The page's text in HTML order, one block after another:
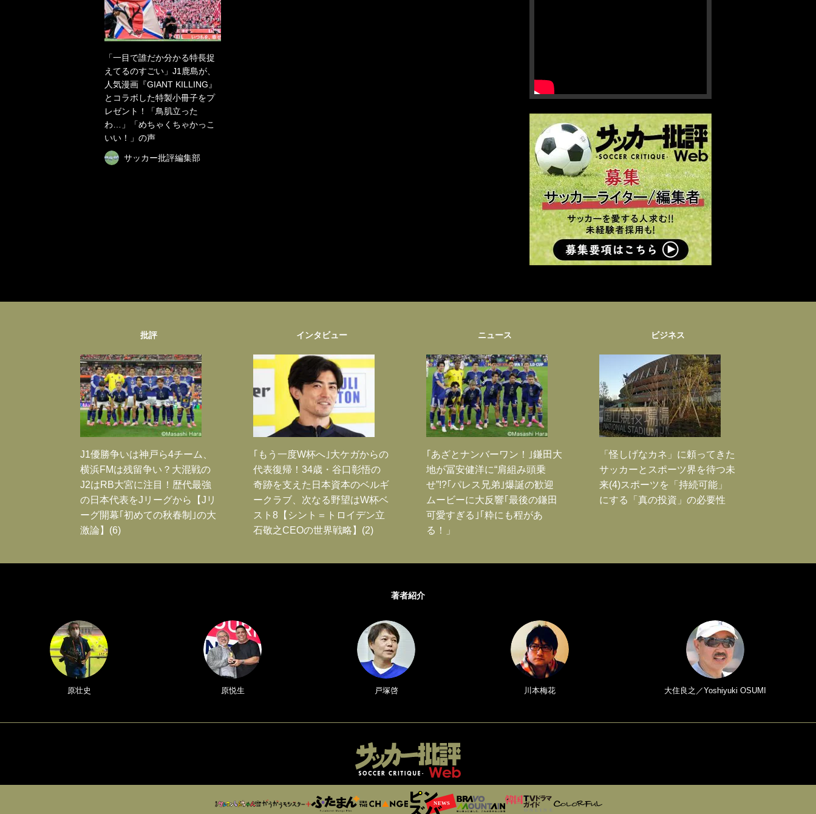
「一目で誰だか分かる特長捉
えてるのすごい」J1鹿島が、
人気漫画『GIANT KILLING』
とコラボした特製小冊子をプ
レゼント！「鳥肌立った
わ…」「めちゃくちゃかっこ
いい！」の声
サッカー批評編集部
批評
J1優勝争いは神戸ら4チーム、
横浜FMは残留争い？大混戦の
J2はRB大宮に注目！歴代最強
の日本代表をJリーグから【Jリ
ーグ開幕｢初めての秋春制｣の大
激論】(6)
インタビュー
｢もう一度W杯へ｣大ケガからの
代表復帰！34歳・谷口彰悟の
奇跡を支えた日本資本のベルギ
ークラブ、次なる野望はW杯ベ
スト8【シント＝トロイデン立
石敬之CEOの世界戦略】(2)
ニュース
｢あざとナンバーワン！｣鎌田大
地が冨安健洋に“肩組み頭乗
せ”!?｢パレス兄弟｣爆誕の歓迎
ムービーに大反響｢最後の鎌田
可愛すぎる｣｢粋にも程があ
る！」
ビジネス
「怪しげなカネ」に頼ってきた
サッカーとスポーツ界を待つ未
来(4)スポーツを「持続可能」
にする「真の投資」の必要性
著者紹介
原壮史 原悦生 戸塚啓 川本梅花 大住良之／Yoshiyuki OSUMI